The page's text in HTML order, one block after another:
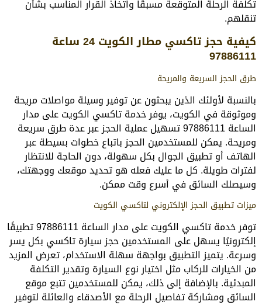
تكلفة الرحلة المتوقعة مسبقًا واتخاذ القرار المناسب بشأن
تنقلهم.
كيفية حجز تاكسي مطار الكويت 24 ساعة
97886111
طرق الحجز السريعة والمريحة
بالنسبة لأولئك الذين يبحثون عن توفير وسيلة مواصلات مريحة
وموثوقة في الكويت، يوفر خدمة تاكسي الكويت على مدار
الساعة 97886111 تسهيل عملية الحجز عبر عدة طرق سريعة
ومريحة. يمكن للمستخدمين الحجز باتباع خطوات بسيطة عبر
الهاتف أو تطبيق الجوال بكل سهولة، دون الحاجة للانتظار
لفترات طويلة. كل ما عليك فعله هو تحديد موقعك ووجهتك،
وسيصلك السائق في أسرع وقت ممكن.
ميزات تطبيق الحجز الإلكتروني لتاكسي الكويت
توفر خدمة تاكسي الكويت على مدار الساعة 97886111 تطبيقًا
إلكترونيًا يسهل على المستخدمين حجز سيارة تاكسي بكل يسر
وسرعة. يتميز التطبيق بواجهة سهلة الاستخدام، تعرض المزيد
من الخيارات للركاب مثل اختيار نوع السيارة وتقدير التكلفة
المبدئية. بالإضافة إلى ذلك، يمكن للمستخدمين تتبع موقع
السائق ومشاركة تفاصيل الرحلة مع الأصدقاء والعائلة لتوفير